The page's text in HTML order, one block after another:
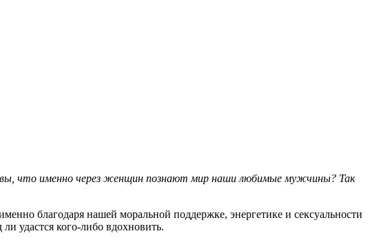
вы, что именно через женщин познают мир наши любимые мужчины? Так
благодаря нашей моральной поддержке, энергетике и сексуальности
удастся кого-либо вдохновить.